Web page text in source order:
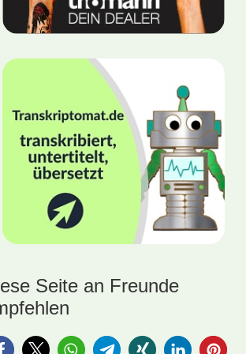
Seite an Freunde